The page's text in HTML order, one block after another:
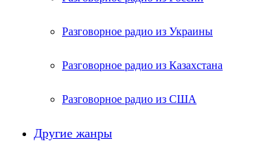
Разговорное радио из Украины
Разговорное радио из Казахстана
Разговорное радио из США
Другие жанры